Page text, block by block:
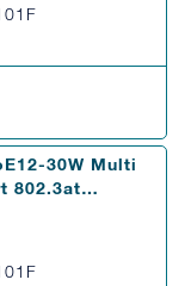
30W Multi
802.3at…